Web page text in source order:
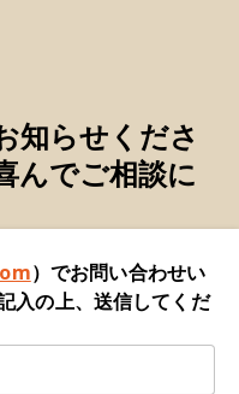
ームは、初期から
画像の最適な実
バイオテクノロ
、幅広いスポン
有しています。
、高度な画像処理
ソースデータの
されたもので
知らせくださ
んでご相談に
）でお問い合わせい
入の上、送信してくだ